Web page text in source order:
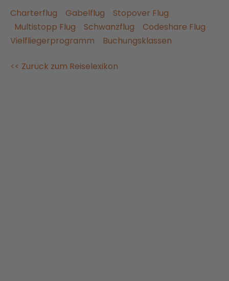
Charterflug Gabelflug
Stopover Flug
Multistopp Flug
Schwanzflug
Codeshare Flug
Vielfliegerprogramm
Buchungsklassen
<< Zurück zum Reiselexikon